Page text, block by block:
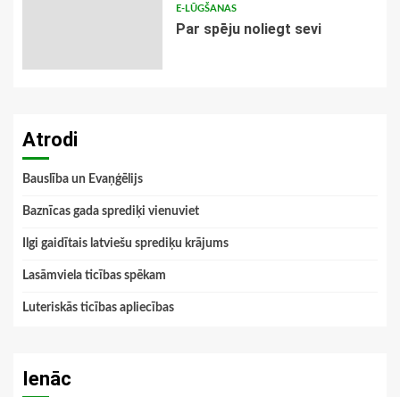
E-LŪGŠANAS
Par spēju noliegt sevi
Atrodi
Bauslība un Evaņģēlijs
Baznīcas gada sprediķi vienuviet
Ilgi gaidītais latviešu sprediķu krājums
Lasāmviela ticības spēkam
Luteriskās ticības apliecības
Ienāc